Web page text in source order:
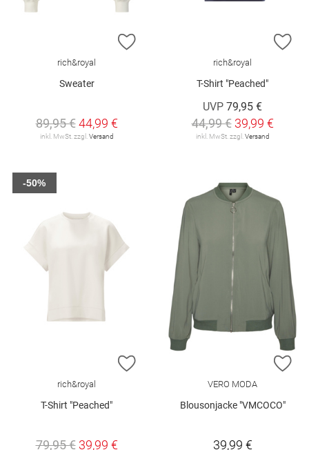
ZUR WUNSCHLISTE HINZUFÜGEN
rich&royal
Sweater
89,95 € 44,99 €
inkl. MwSt. zzgl.Versand
rich&royal
T-Shirt "Peached"
UVP 79,95 €
44,99 € 39,99 €
inkl. MwSt. zzgl.Versand
ZUR WUNSCHLISTE HINZUFÜGEN
rich&royal
T-Shirt "Peached"
79,95 € 39,99 €
-50%
VERO MODA
Blousonjacke "VMCOCO"
39,99 €